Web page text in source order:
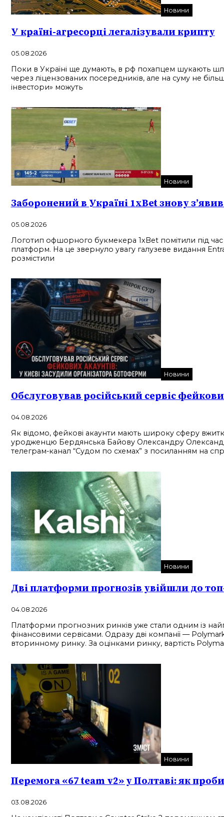
Новини
У країні-агресорці легалізували крипту
05.08.2026
Поки в Україні ще думають, в рф похапцем шукають
через ліцензованих посередників, але на суму не
інвестори» можуть
Новини
Заборонений в Україні 1xBet знову
05.08.2026
Логотип офшорного букмекера 1xBet помітили під час
платформ. На це звернуло увагу галузеве видання
розмістили
Новини
Обслуговував російський сервіс
04.08.2026
Як відомо, фейкові акаунти мають широку сферу
уродженцю Бердянська Байову Олександру
телеграм-канал “Судом по схемах” з посиланням на
Новини
Дві платформи прогнозів увійшли до
04.08.2026
Платформи прогнозних ринків уже стали одним із
фінансовими сервісами. Одразу дві компанії —
вторинному ринку. За оцінками ринку, вартість
Новини
Перемога «67 team v2» у Полтаві: як
03.08.2026